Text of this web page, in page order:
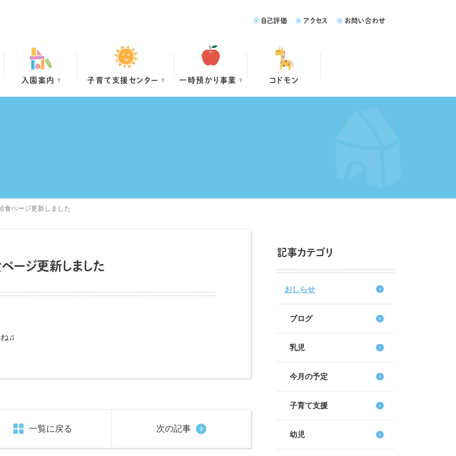
入園案内 子育て支援センター 一時預かり事業 コドモン
自己評価 アクセス お問い合わせ
食ページ更新しました
ージ更新しました
♫
一覧に戻る 次の記事
記事カテゴリ
おしらせ
ブログ
乳児
今月の予定
子育て支援
幼児